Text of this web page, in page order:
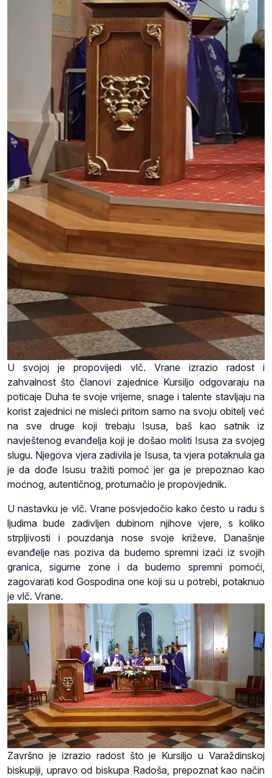
U svojoj je propovijedi vlč. Vrane izrazio radost i
zahvalnost što članovi zajednice Kursiljo odgovaraju na
poticaje Duha te svoje vrijeme, snage i talente stavljaju na
korist zajednici ne misleći pritom samo na svoju obitelj već
na sve druge koji trebaju Isusa, baš kao satnik iz
navještenog evanđelja koji je došao moliti Isusa za svojeg
slugu. Njegova vjera zadivila je Isusa, ta vjera potaknula ga
je da dođe Isusu tražiti pomoć jer ga je prepoznao kao
moćnog, autentičnog, protumačio je propovjednik.
U nastavku je vlč. Vrane posvjedočio kako često u radu s
ljudima bude zadivljen dubinom njihove vjere, s koliko
strpljivosti i pouzdanja nose svoje križeve. Današnje
evanđelje nas poziva da budemo spremni izaći iz svojih
granica, sigurne zone i da budemo spremni pomoći,
zagovarati kod Gospodina one koji su u potrebi, potaknuo
je vlč. Vrane.
Završno je izrazio radost što je Kursiljo u Varaždinskoj
biskupiji, upravo od biskupa Radoša, prepoznat kao način